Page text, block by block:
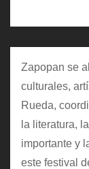
Zapopan se
culturales,
Rueda,
la literatura,
importante y
este festival